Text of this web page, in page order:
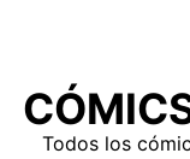
Todos los